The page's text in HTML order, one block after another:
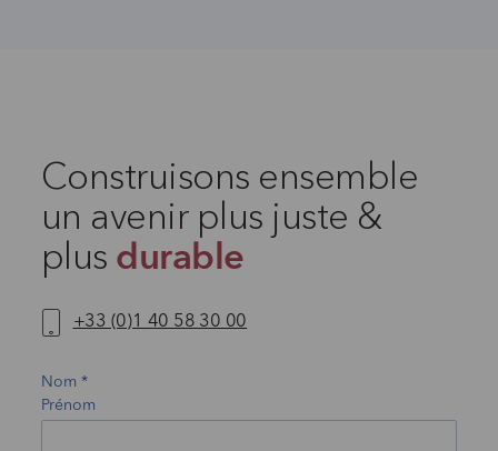
Construisons ensemble
un avenir plus juste &
plus durable
+33 (0)1 40 58 30 00
Nom
Prénom